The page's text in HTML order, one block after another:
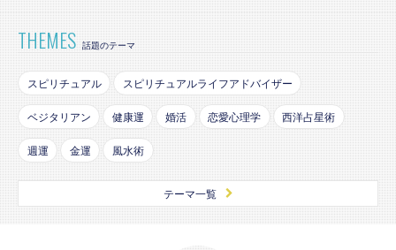
THEMES 話題のテーマ
スピリチュアル スピリチュアルライフアドバイザー
ベジタリアン 健康運 婚活 恋愛心理学 西洋占星術
週運 金運 風水術
テーマ一覧